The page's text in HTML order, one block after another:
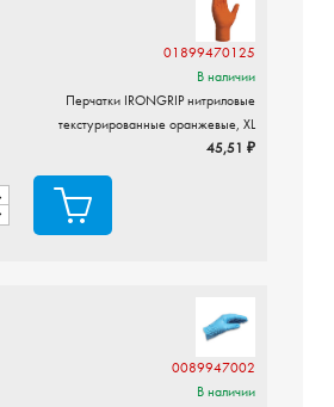
01899470125
В наличии
Перчатки IRONGRIP нитриловые
текстурированные оранжевые, XL
45,51 ₽
0089947002
В наличии